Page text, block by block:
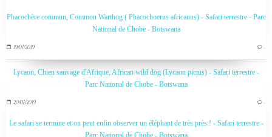
Phacochère commun, Common Warthog ( Phacochoerus africanus) - Safari terrestre - Parc
National de Chobe - Botswana
19/07/2019 …
Lycaon, Chien sauvage d'Afrique, African wild dog (Lycaon pictus) - Safari terrestre -
Parc National de Chobe - Botswana
20/07/2019 …
Le safari se termine et on peut enfin observer un éléphant de très près ! - Safari terrestre -